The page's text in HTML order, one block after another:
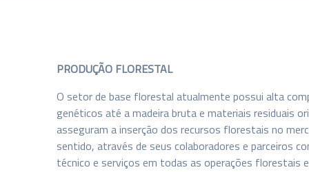
PRODUÇÃO FLORESTAL
O setor de base florestal atualmente possui alta
genéticos até a madeira bruta e materiais residuais
asseguram a inserção dos recursos florestais no
sentido, através de seus colaboradores e parceiros
técnico e serviços em todas as operações